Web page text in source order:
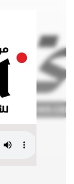
الرياضة
وجهات نظر
الترفيه
التعليم والمعرفة
الذكاء الاصطناعي